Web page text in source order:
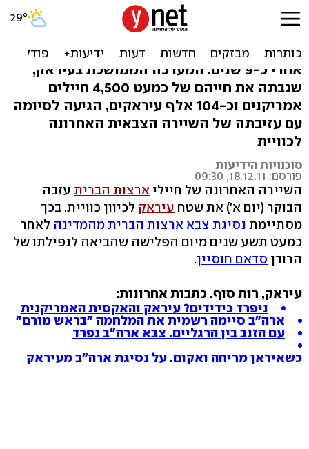
ביי בגדד: החייל האמריקני
האחרון עזב את עיראק
אחרי כ-9 שנים: המערכה הממושכת בעיראק,
שגבתה את חייהם של כמעט 4,500 חיילים
אמריקנים וכ-104 אלף עיראקים, הגיעה לסיומה
עם עזיבתה של השיירה הצבאית האחרונה
לכוויית
סוכנויות הידיעות
פורסם: 18.12.11, 09:30
השיירה האחרונה של חיילי ארצות הברית עזבה
הבוקר (יום א') את שטח עיראק לכיוון כוויית. בכך
מסתיימת נסיגת צבא ארצות הברית מהמדינה לאחר
כמעט תשע שנים מיום הפלישה שהביאה לנפילתו של
הרודן סדאם חוסיין.
עיראק, רות סוף. כתבות אחרונות:
ניפרד כידידים? עיראק והאקסית האמריקנית
ארה"ב סיימה רשמית את המלחמה "בראש מורם"
עם הזנב בין הרגליים. צבא ארה"ב נפרד
כשאיראן מריחה ואקום. על נסיגת ארה"ב מעיראק